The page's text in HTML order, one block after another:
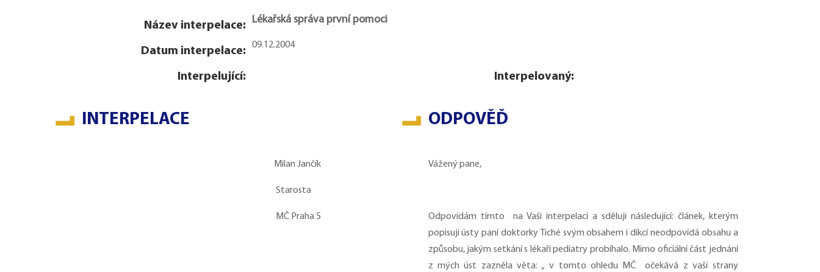
Název interpelace: Lékařská správa první pomoci
Datum interpelace: 09.12.2004
Interpelující: Interpelovaný:
INTERPELACE
Milan Jančík
Starosta
MČ Praha 5
ODPOVĚĎ
Vážený pane,
Odpovídám tímto na Vaši interpelaci a sděluji následující: článek, kterým
popisuji ústy paní doktorky Tiché svým obsahem i dikcí neodpovídá obsahu a
způsobu, jakým setkání s lékaři pediatry probíhalo. Mimo oficiální část jednání
z mých úst zazněla věta: „ v tomto ohledu MČ očekává z vaší strany